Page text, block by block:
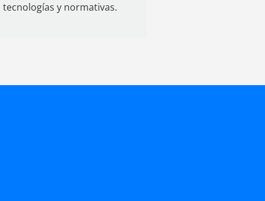
tecnologías y normativas.